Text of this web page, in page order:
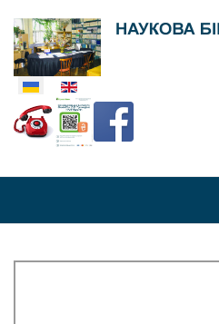
Оберіть свою мову